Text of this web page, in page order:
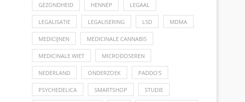
GEZONDHEID HENNEP LEGAAL
LEGALISATIE LEGALISERING LSD MDMA
MEDICIJNEN MEDICINALE CANNABIS
MEDICINALE WIET MICRODOSEREN
NEDERLAND ONDERZOEK PADDO'S
PSYCHEDELICA SMARTSHOP STUDIE